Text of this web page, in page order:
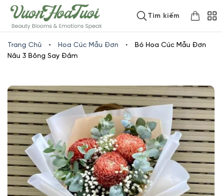
www.vuonhoatuoi.vnSkip
to
content
Tìm kiếm
Trang Chủ • Hoa Cúc Mẫu Đơn •
Bó Hoa Cúc Mẫu Đơn
Nâu 3 Bông Say Đắm